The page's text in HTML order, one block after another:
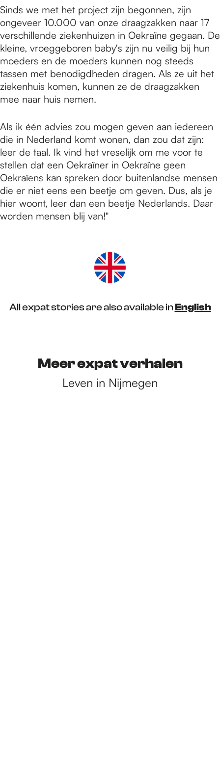
Sinds we met het project zijn begonnen, zijn
ongeveer 10.000 van onze draagzakken naar 17
verschillende ziekenhuizen in Oekraïne gegaan. De
kleine, vroeggeboren baby's zijn nu veilig bij hun
moeders en de moeders kunnen nog steeds
tassen met benodigdheden dragen. Als ze uit het
ziekenhuis komen, kunnen ze de draagzakken
mee naar huis nemen.
Als ik één advies zou mogen geven aan iedereen
die in Nederland komt wonen, dan zou dat zijn:
leer de taal. Ik vind het vreselijk om me voor te
stellen dat een Oekraïner in Oekraïne geen
Oekraïens kan spreken door buitenlandse mensen
die er niet eens een beetje om geven. Dus, als je
hier woont, leer dan een beetje Nederlands. Daar
worden mensen blij van!"
All expat stories are also available inEnglish
Meer expat verhalen
Leven in Nijmegen